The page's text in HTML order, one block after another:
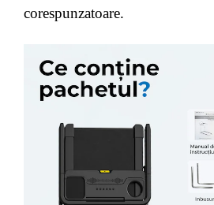
corespunzatoare.